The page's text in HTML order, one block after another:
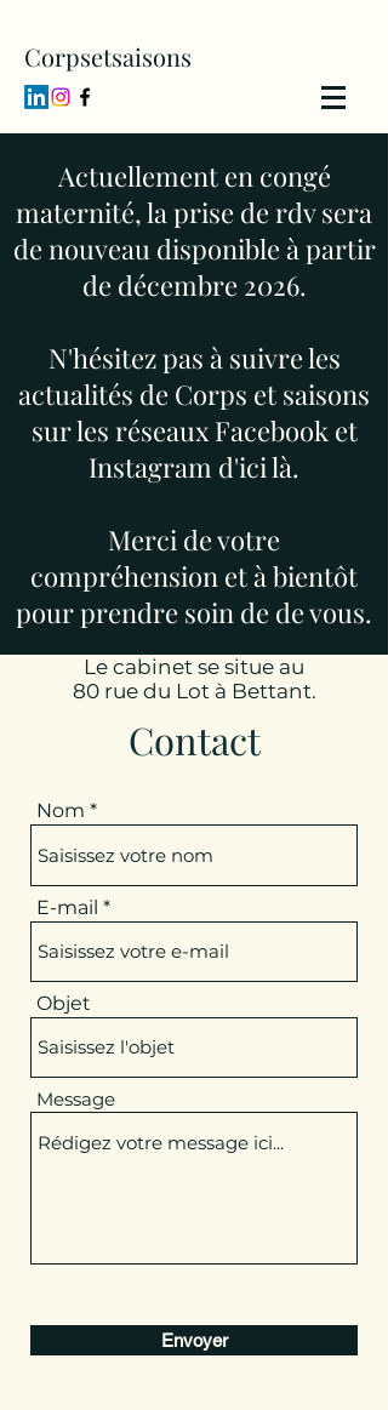
Corpsetsaisons
Actuellement en congé
maternité, la prise de rdv sera
de nouveau disponible à partir
de décembre 2026.
N'hésitez pas à suivre les
actualités de Corps et saisons
sur les réseaux Facebook et
Instagram d'ici là.
Merci de votre
compréhension et à bientôt
pour prendre soin de de vous.
Le cabinet se situe au
80 rue du Lot à Bettant.
Contact
Nom
E-mail
Objet
Message
Envoyer